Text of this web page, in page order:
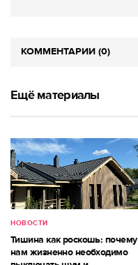
КОММЕНТАРИИ (0)
Ещё материалы
НОВОСТИ
Тишина как роскошь: почему
нам жизненно необходимо